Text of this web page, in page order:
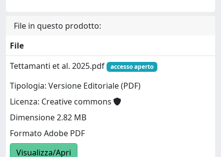
File in questo prodotto:
File
Tettamanti et al. 2025.pdf
accesso aperto
Tipologia: Versione Editoriale (PDF)
Licenza: Creative commons
Dimensione 2.82 MB
Formato Adobe PDF
Visualizza/Apri